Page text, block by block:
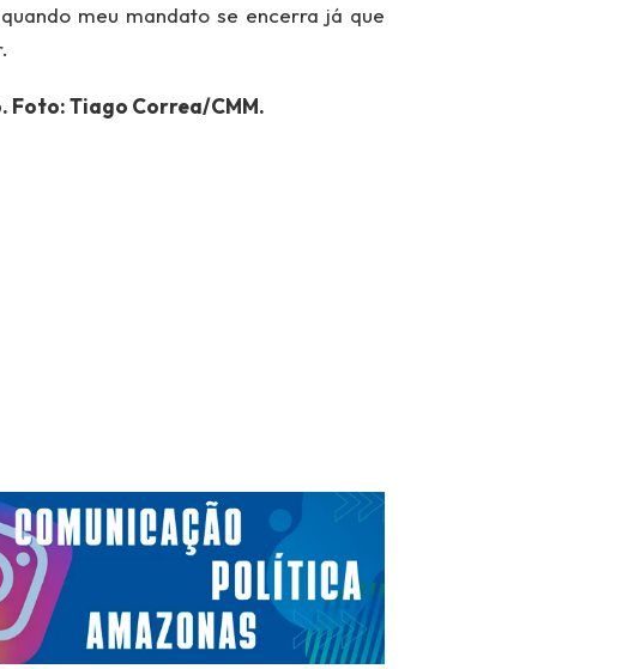
meu mandato se encerra já que
Foto: Tiago Correa/CMM.